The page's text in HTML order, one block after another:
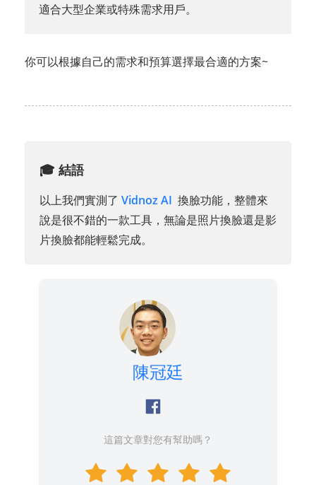
適合大型企業或特殊需求用戶。
你可以根據自己的需求和預算選擇最合適的方案~
🎓 結語
以上我們實測了 Vidnoz AI 換臉功能，整體來
說是很不錯的一款工具，無論是照片換臉還是影
片換臉都能輕鬆完成。
陳冠廷
這篇文章對您有幫助嗎？